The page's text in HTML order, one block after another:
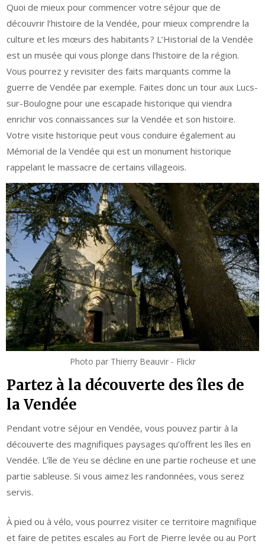
Quoi de mieux pour commencer votre séjour que de
découvrir l’histoire de la Vendée, pour mieux comprendre la
culture et les mœurs des habitants ? L’Historial de la Vendée
est un musée qui vous plonge dans l’histoire de la région.
Vous pourrez y revisiter des faits marquants comme la
guerre de Vendée par exemple. Faites donc un tour aux Lucs-
sur-Boulogne pour une escapade historique qui viendra
enrichir vos connaissances sur la Vendée et son histoire.
Votre visite historique peut vous conduire également au
Mémorial de la Vendée qui est un monument historique
rappelant le massacre de certains villageois.
Photo par Thierry Beauvir - Flickr
Partez à la découverte des îles de
la Vendée
Pendant votre séjour en Vendée, vous pouvez partir à la
découverte des magnifiques paysages qu’offrent les îles en
Vendée. L’île de Yeu se décline en une partie rocheuse et une
partie sableuse. Si vous aimez les randonnées, vous serez
servis.
À pied ou à vélo, vous pourrez visiter ce territoire magnifique
et faire de petites escales au Fort de Pierre levée ou au Port